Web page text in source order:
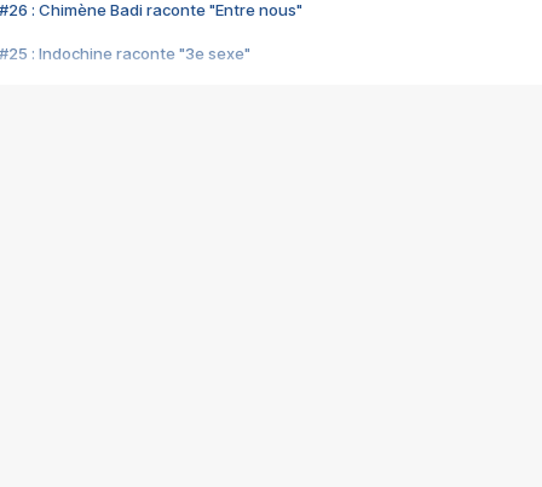
#26 : Chimène Badi raconte "Entre nous"
#25 : Indochine raconte "3e sexe"